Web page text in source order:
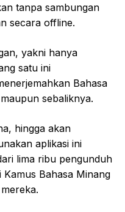
tanpa sambungan
secara offline.
yakni hanya
satu ini
Bahasa
sebaliknya.
hingga akan
aplikasi ini
lima ribu pengunduh
Bahasa Minang